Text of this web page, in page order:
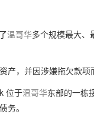
温哥华多个规模最大、
产，并因涉嫌拖欠款项
位于温哥华东部的一栋
务。